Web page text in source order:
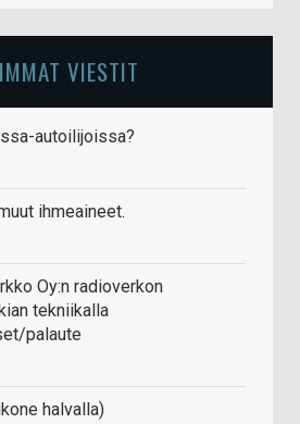
VIESTIT
autoilijoissa?
ihmeaineet.
Oy:n radioverkon
tekniikalla
palaute
halvalla)